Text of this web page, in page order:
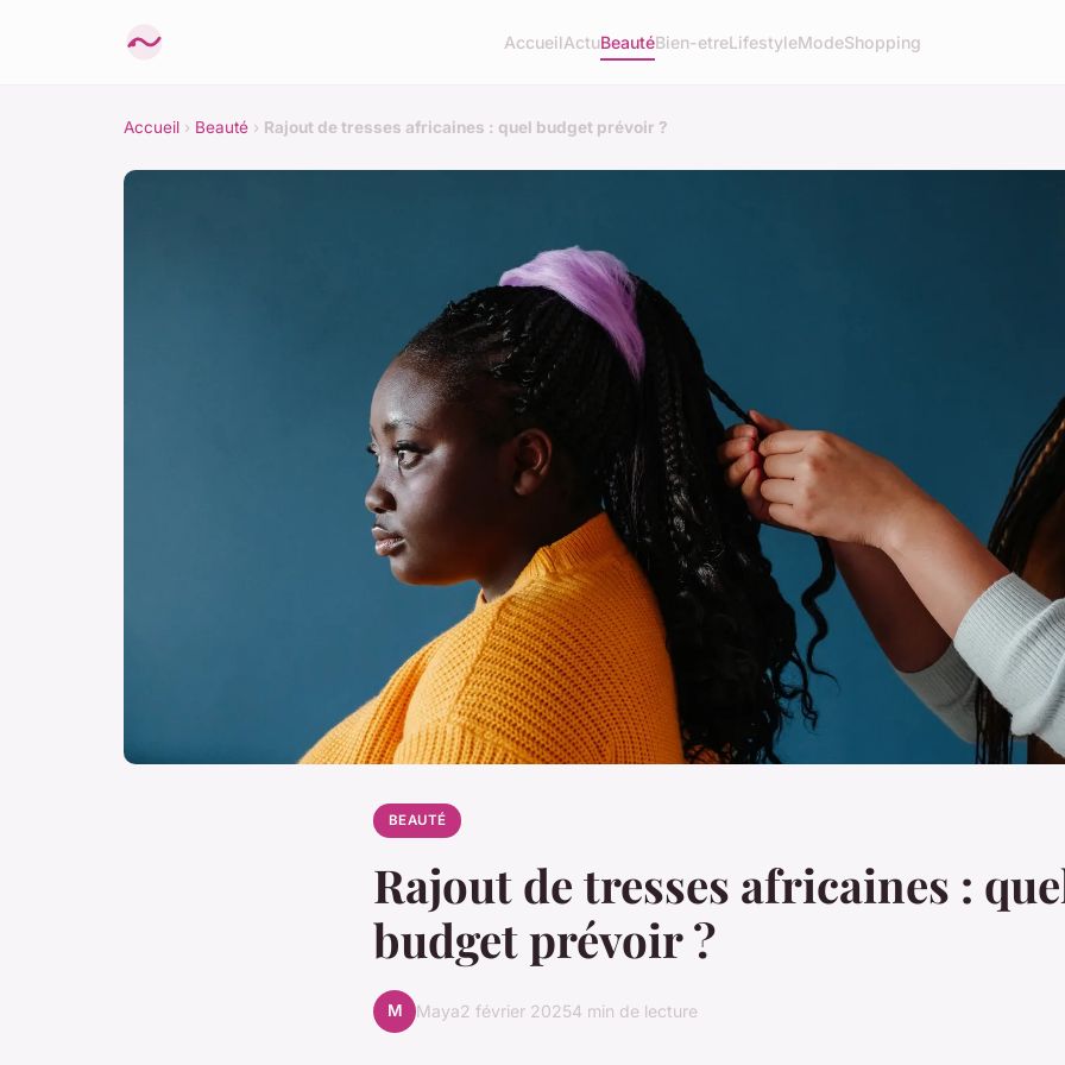
AccueilActuBeautéBien-etreLifestyleModeShopping
Accueil › Beauté › Rajout de tresses africaines : quel budget prévoir ?
BEAUTÉ
Rajout de tresses africaines :
budget prévoir ?
M Maya2 février 20254 min de lecture